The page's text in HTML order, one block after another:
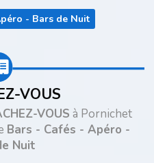
- Bars de Nuit
VOUS
VOUS à Pornichet
Bars - Cafés - Apéro -
Nuit